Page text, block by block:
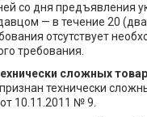
со дня предъявления
— в течение 20
отсутствует
требования.
сложных
технически
10.11.2011 № 9.